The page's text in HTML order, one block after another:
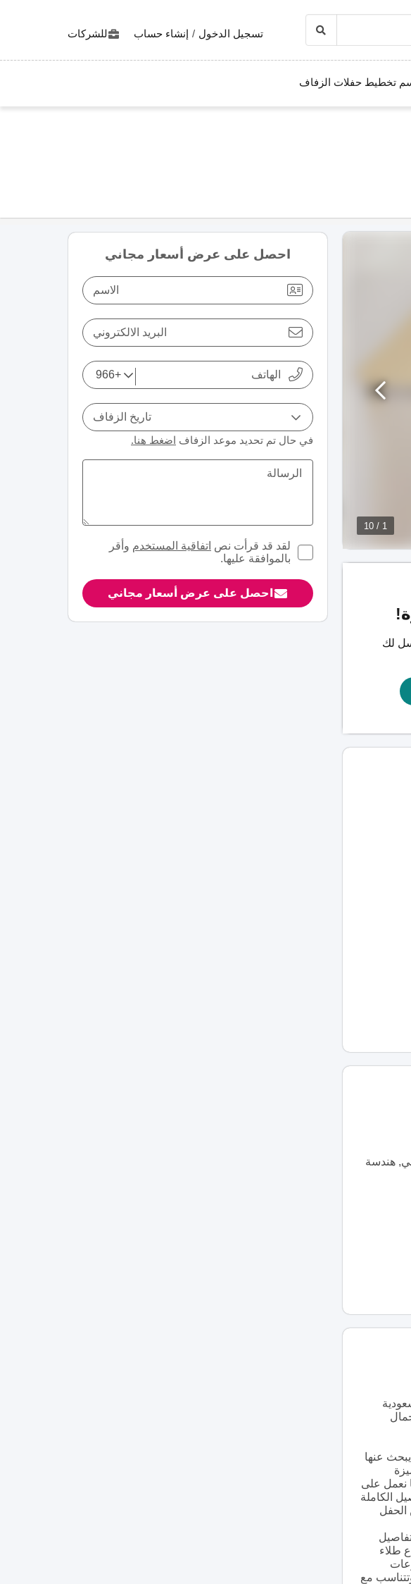
تسجيل الدخول / إنشاء حساب للشركات
تخطيط حفلات الزفاف
1 / 10
لك
هندسة
عنها
نعمل على
الكاملة
الحفل
طلاء
مع
احصل على عرض أسعار مجاني
الاسم
البريد الالكتروني
تاريخ الزفاف
في حال تم تحديد موعد الزفاف اضغط هنا.
لقد قد قرأت نص اتفاقية المستخدم وأقر
بالموافقة عليها.
احصل على عرض أسعار مجاني